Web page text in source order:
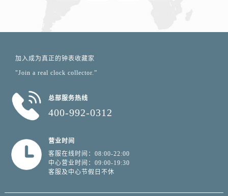
加入成为真正的钟表收藏家
"Join a real clock collector.”
总部服务热线
400-992-0312
营业时间
客服在线时间：08:00-22:00
中心营业时间：09:00-19:30
客服及中心节假日不休